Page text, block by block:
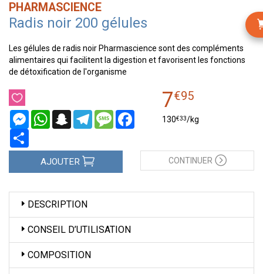
PHARMASCIENCE
Radis noir 200 gélules
Les gélules de radis noir Pharmascience sont des compléments
alimentaires qui facilitent la digestion et favorisent les fonctions
de détoxification de l'organisme
MessengerWhatsAppSnapchatTelegramMessageFacebook
7€95
130€33/kg
AJOUTER CONTINUER
DESCRIPTION
CONSEIL D’UTILISATION
COMPOSITION